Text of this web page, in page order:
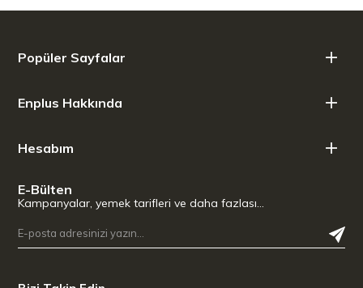
Popüler Sayfalar
Enplus Hakkında
Hesabım
E-Bülten
Kampanyalar, yemek tarifleri ve daha fazlası…